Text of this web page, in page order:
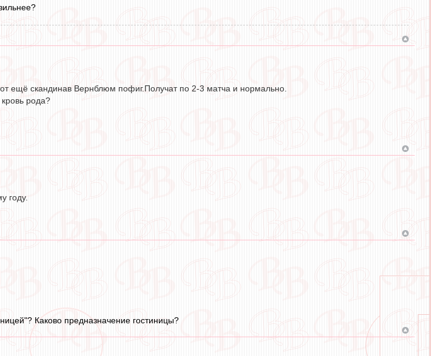
ещё скандинав Вернблюм пофиг.Получат по 2-3 матча и нормально.
рода?
году.
Каково предназначение гостиницы?